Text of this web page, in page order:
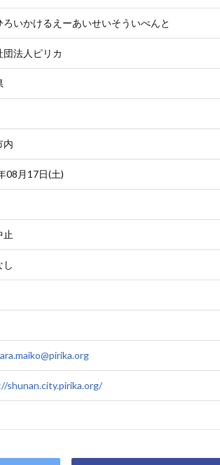
ろいかけるえーあいせいそういべんと
団法人ピリカ
内
08月17日(土)
止
し
shunan.city.pirika.org/